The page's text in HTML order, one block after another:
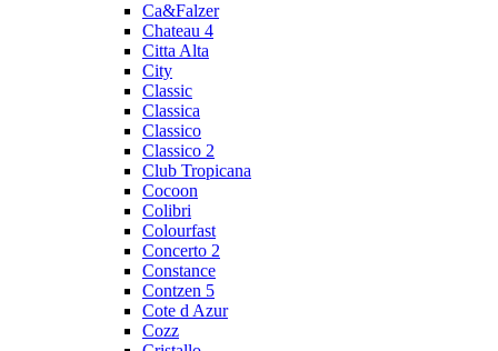
Ca&Falzer
Chateau 4
Citta Alta
City
Classic
Classica
Classico
Classico 2
Club Tropicana
Cocoon
Colibri
Colourfast
Concerto 2
Constance
Contzen 5
Cote d Azur
Cozz